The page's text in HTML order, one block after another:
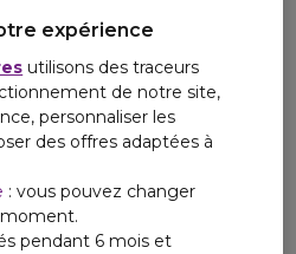
expérience
utilisons des traceurs
de notre site,
personnaliser les
des offres adaptées à
: vous pouvez changer
pendant 6 mois et